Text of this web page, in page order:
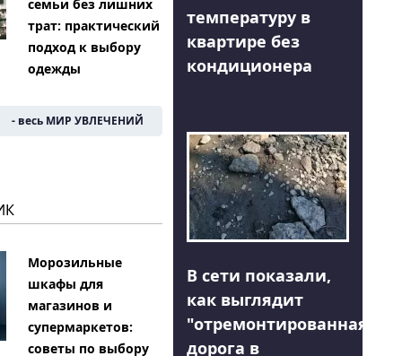
семьи без лишних
трат: практический
подход к выбору
одежды
- весь МИР УВЛЕЧЕНИЙ
Морозильные
шкафы для
магазинов и
супермаркетов:
советы по выбору
температуру в
квартире без
кондиционера
В сети показали,
как выглядит
"отремонтированная"
дорога в